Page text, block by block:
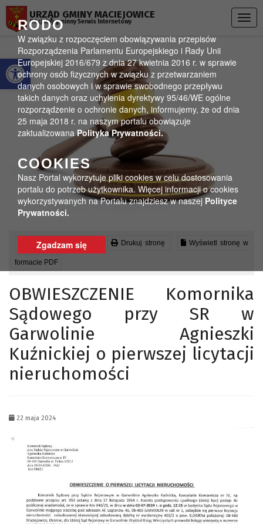
Otwórz pasek narzędzi
RODO
W związku z rozpoczęciem obowiązywania przepisów
Rozporządzenia Parlamentu Europejskiego i Rady Unii
Europejskiej 2016/679 z dnia 27 kwietnia 2016 r. w sprawie
ochrony osób fizycznych w związku z przetwarzaniem
danych osobowych i w sprawie swobodnego przepływu
takich danych oraz uchylenia dyrektywy 95/46/WE ogólne
rozporządzenie o ochronie danych, informujemy, że od dnia
25 maja 2018 r. na naszym portalu obowiązuje
zaktualizowanaPolityka Prywatności.
COOKIES
Nasz Portal wykorzytuje pliki cookies w celu dostosowania
portalu do potrzeb użytkownika. Więcej informacji o cookies
wykorzystywanych na Portalu znajdziesz w naszej Polityce
Prywatności.
Zgadzam się
URZĄD GMINY MACIEJOWICE
Oficjalny gminny Serwis Internetowy
Czytaj artykuł (lektor) Drukuj stronę Wyświetl stronę w
formacie PDF
OBWIESZCZENIE Komornika
Sądowego przy SR w
Garwolinie Agnieszki
Kuźnickiej o pierwszej licytacji
nieruchomości
22 maja 2024